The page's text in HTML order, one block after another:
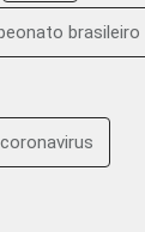
brasileiro
coronavirus